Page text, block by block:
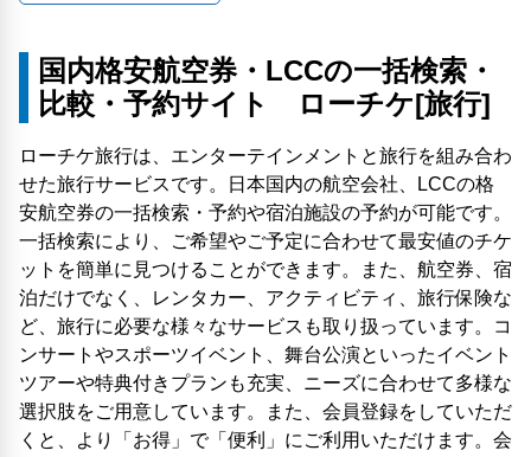
国内格安航空券・LCCの一括検索・
比較・予約サイト ローチケ[旅行]
ローチケ旅行は、エンターテインメントと旅行を組み合わ
せた旅行サービスです。日本国内の航空会社、LCCの格
安航空券の一括検索・予約や宿泊施設の予約が可能です。
一括検索により、ご希望やご予定に合わせて最安値のチケ
ットを簡単に見つけることができます。また、航空券、宿
泊だけでなく、レンタカー、アクティビティ、旅行保険な
ど、旅行に必要な様々なサービスも取り扱っています。コ
ンサートやスポーツイベント、舞台公演といったイベント
ツアーや特典付きプランも充実、ニーズに合わせて多様な
選択肢をご用意しています。また、会員登録をしていただ
くと、より「お得」で「便利」にご利用いただけます。会